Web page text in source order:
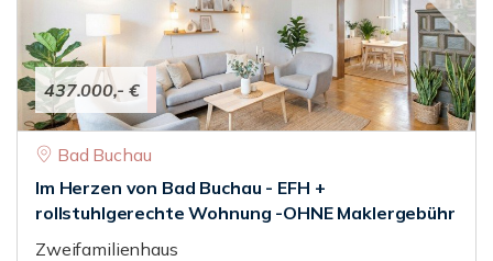
437.000,- €
Bad Buchau
Im Herzen von Bad Buchau - EFH +
rollstuhlgerechte Wohnung -OHNE Maklergebühr
Zweifamilienhaus